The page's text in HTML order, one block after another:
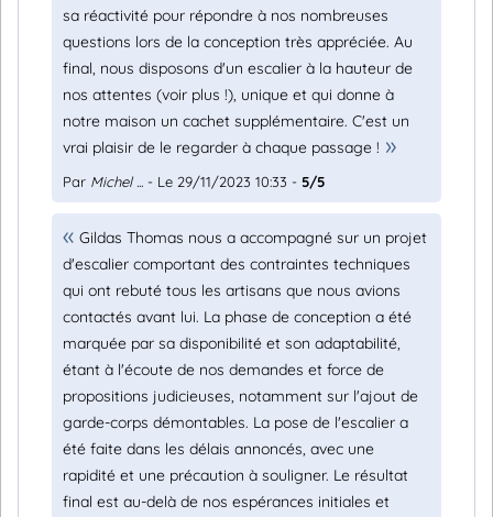
sa réactivité pour répondre à nos nombreuses
questions lors de la conception très appréciée. Au
final, nous disposons d'un escalier à la hauteur de
nos attentes (voir plus !), unique et qui donne à
notre maison un cachet supplémentaire. C'est un
vrai plaisir de le regarder à chaque passage !
Par Michel ... - Le 29/11/2023 10:33 - 5/5
Gildas Thomas nous a accompagné sur un projet
d'escalier comportant des contraintes techniques
qui ont rebuté tous les artisans que nous avions
contactés avant lui. La phase de conception a été
marquée par sa disponibilité et son adaptabilité,
étant à l'écoute de nos demandes et force de
propositions judicieuses, notamment sur l'ajout de
garde-corps démontables. La pose de l'escalier a
été faite dans les délais annoncés, avec une
rapidité et une précaution à souligner. Le résultat
final est au-delà de nos espérances initiales et